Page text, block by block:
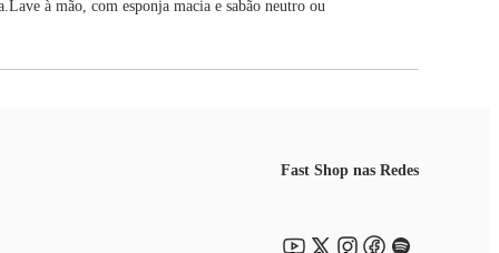
à mão, com esponja macia e sabão neutro ou
Fast Shop nas Redes